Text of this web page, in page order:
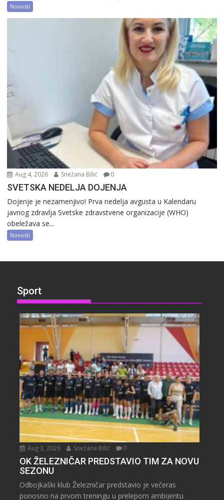
Novosti
Aug 4, 2026 Snežana Bilić 0
SVETSKA NEDELJA DOJENJA
Dojenje je nezamenjivo! Prva nedelja avgusta u Kalendaru
javnog zdravlja Svetske zdravstvene organizacije (WHO)
obeležava se...
Novosti
Sport
Aug 3, 2026 Snežana Bilić 0
OK ŽELEZNIČAR PREDSTAVIO TIM ZA NOVU
SEZONU
Odbojkaški klub Železničar predstavio je večeras
ponosno na prvom treningu u prelepom ambijentu